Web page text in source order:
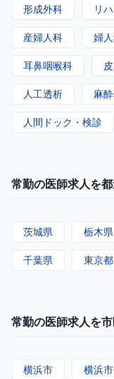
形成外科 リ
産婦人科 婦
耳鼻咽喉科
人工透析 麻
人間ドック・検診
常勤の医師求人を
茨城県 栃木県
千葉県 東京都
常勤の医師求人を
横浜市 横浜